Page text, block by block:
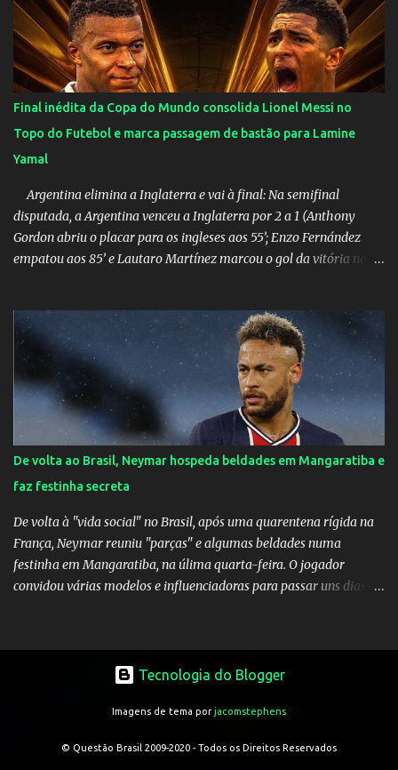
ataques na internet desde a época em que foi contratada para
fazer a divulgação de uma live do Gusttavo Lima em Manaus,
capital do Amazonas. "Fui até o local onde seria o show, divulguei
e no dia seguinte foi feita a live que eu não pude ir, porque estava
me sentindo mal", explicou Huma. A notícia da separação de
Gusttavo Lima e Andressa Suita foi divulgada no dia 9 de outubro.
A relação chegou ao fim após cinco anos e houve rumores de uma
suposta traição do canto...
Final inédita da Copa do Mundo consolida Lionel Messi no
Topo do Futebol e marca passagem de bastão para Lamine
Yamal
Argentina elimina a Inglaterra e vai à final: Na semifinal
disputada, a Argentina venceu a Inglaterra por 2 a 1 (Anthony
Gordon abriu o placar para os ingleses aos 55’; Enzo Fernández
empatou aos 85’ e Lautaro Martínez marcou o gol da vitória nos
Inglaterra durante o jogo.
De volta ao Brasil, Neymar hospeda beldades em Mangaratiba e
faz festinha secreta
De volta à "vida social" no Brasil, após uma quarentena rígida na
França, Neymar reuniu "parças" e algumas beldades numa
festinha em Mangaratiba, na úlima quarta-feira. O jogador
convidou várias modelos e influenciadoras para passar uns dias
dentro do condomínio onde fica a mansão do craque do PSG.
Segundo uma fonte do EXTRA, a festa aconteceu ao som de muito
que aparecem num registro no resort, e também de Anchietx. De
onde se apresentaram numa casa de show no bairro da Zona
Tecnologia do Blogger
Imagens de tema porjacomstephens
© Questão Brasil 2009-2020 - Todos os Direitos Reservados